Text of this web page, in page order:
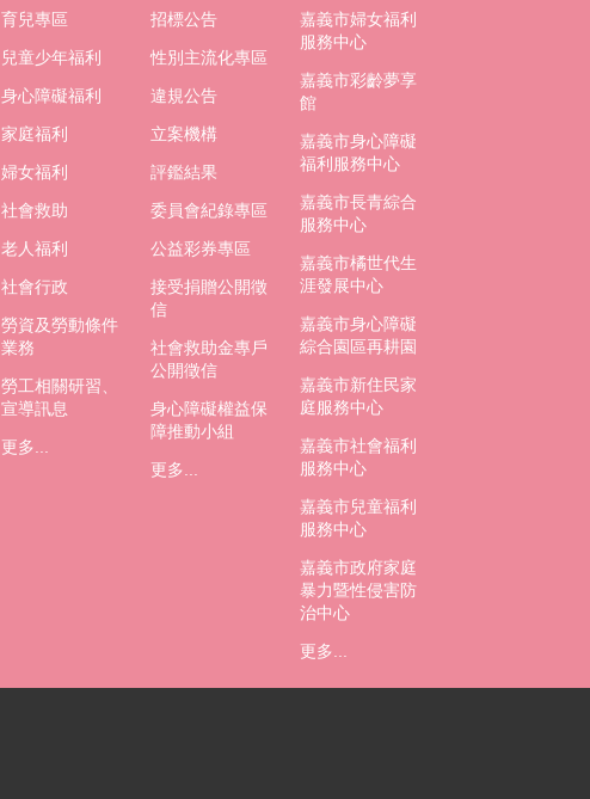
育兒專區
兒童少年福利
身心障礙福利
家庭福利
婦女福利
社會救助
老人福利
社會行政
勞資及勞動條件
業務
勞工相關研習、
宣導訊息
更多...
招標公告
性別主流化專區
違規公告
立案機構
評鑑結果
委員會紀錄專區
公益彩券專區
接受捐贈公開徵
信
社會救助金專戶
公開徵信
身心障礙權益保
障推動小組
更多...
嘉義市婦女福利
服務中心
嘉義市彩齡夢享
館
嘉義市身心障礙
福利服務中心
嘉義市長青綜合
服務中心
嘉義市橘世代生
涯發展中心
嘉義市身心障礙
綜合園區再耕園
嘉義市新住民家
庭服務中心
嘉義市社會福利
服務中心
嘉義市兒童福利
服務中心
嘉義市政府家庭
暴力暨性侵害防
治中心
更多...